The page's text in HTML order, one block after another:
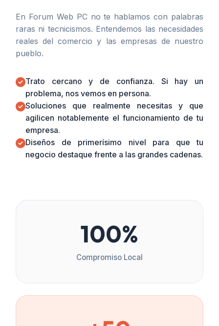
En Forum Web PC no te hablamos con palabras
raras ni tecnicismos. Entendemos las necesidades
reales del comercio y las empresas de nuestro
pueblo.
Trato cercano y de confianza. Si hay un
problema, nos vemos en persona.
Soluciones que realmente necesitas y que
agilicen notablemente el funcionamiento de tu
empresa.
Diseños de primerísimo nivel para que tu
negocio destaque frente a las grandes cadenas.
100%
Compromiso Local